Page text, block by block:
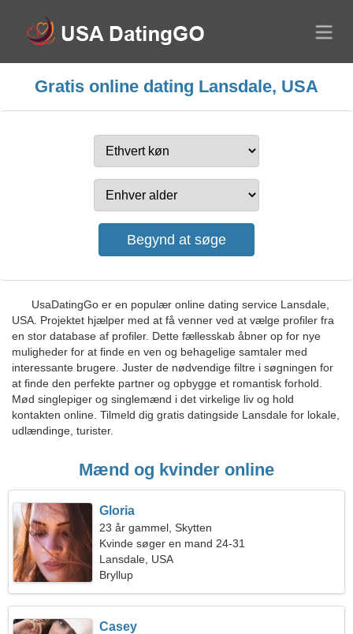
Gratis online dating Lansdale, USA
UsaDatingGo er en populær online dating service Lansdale,
USA. Projektet hjælper med at få venner ved at vælge profiler fra
en stor database af profiler. Dette fællesskab åbner op for nye
muligheder for at finde en ven og behagelige samtaler med
interessante brugere. Juster de nødvendige filtre i søgningen for
at finde den perfekte partner og opbygge et romantisk forhold.
Mød singlepiger og singlemænd i det virkelige liv og hold
kontakten online. Tilmeld dig gratis datingside Lansdale for lokale,
udlændinge, turister.
Mænd og kvinder online
Gloria
23 år gammel, Skytten
Kvinde søger en mand 24-31
Lansdale, USA
Bryllup
Casey